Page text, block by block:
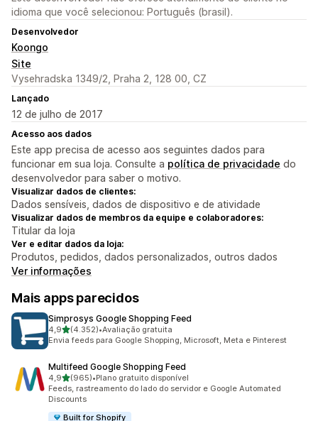
idioma que você selecionou: Português (brasil).
Desenvolvedor
Koongo
Site
Vysehradska 1349/2, Praha 2, 128 00, CZ
Lançado
12 de julho de 2017
Acesso aos dados
Este app precisa de acesso aos seguintes dados para
funcionar em sua loja. Consulte a política de privacidade do
desenvolvedor para saber o motivo.
Visualizar dados de clientes:
Dados sensíveis, dados de dispositivo e de atividade
Visualizar dados de membros da equipe e colaboradores:
Titular da loja
Ver e editar dados da loja:
Produtos, pedidos, dados personalizados, outros dados
Ver informações
Mais apps parecidos
Simprosys Google Shopping Feed
4,9de 5 estrelas
(4.352)
4352 avaliações ao todo
•Avaliação gratuita
Envia feeds para Google Shopping, Microsoft, Meta e Pinterest
Multifeed Google Shopping Feed
4,9de 5 estrelas
(965)
965 avaliações ao todo
•Plano gratuito disponível
Feeds, rastreamento do lado do servidor e Google Automated
Discounts
Built for Shopify